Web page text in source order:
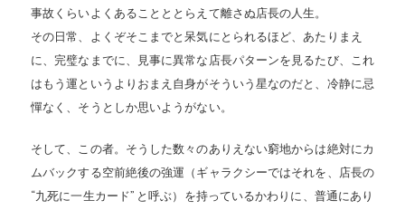
事故くらいよくあることととらえて離さぬ店長の人生。
その日常、よくぞそこまでと呆気にとられるほど、あたりまえ
に、完璧なまでに、見事に異常な店長パターンを見るたび、これ
はもう運というよりおまえ自身がそういう星なのだと、冷静に忌
憚なく、そうとしか思いようがない。
そして、この者。そうした数々のありえない窮地からは絶対にカ
ムバックする空前絶後の強運（ギャラクシーではそれを、店長の
“九死に一生カード” と呼ぶ）を持っているかわりに、普通にあり